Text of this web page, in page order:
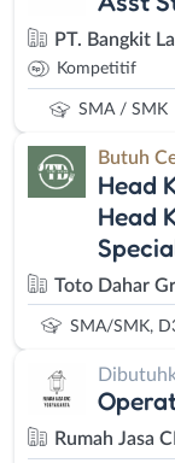
PT. Bangkit
Kompetitif
SMA / SMK
Butuh
Head
Head
Toto Dahar
SMA/SMK,
Rumah Jasa